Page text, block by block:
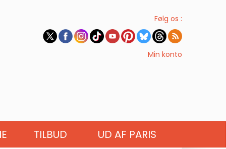
Følg os :
Min konto
TILBUD UD AF PARIS